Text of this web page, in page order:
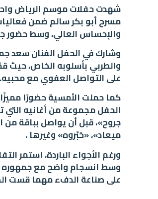
شهدت حفلات موسم الرياض
مسرح أبو بكر سالم ضمن
والإحساس العالي، وسط حضور
وشارك في الحفل الفنان سعد
والطربي بأسلوبه الخاص، حيث
على التواصل العفوي مع محبيه.
كما حملت الأمسية حضورًا
الحفل مجموعة من أغانيه التي
جروح»، قبل أن يواصل بباقة من
ميعاد»، «خبّروه» وغيرها .
ورغم الأجواء الباردة، استمر
وسط انسجام واضح مع جمهوره
على صناعة الدفء مهما قست